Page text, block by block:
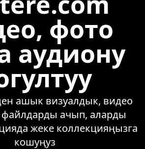
фото
аудиону
ашык визуалдык, видео
ачып, аларды
жеке коллекцияңызга
кошуңуз